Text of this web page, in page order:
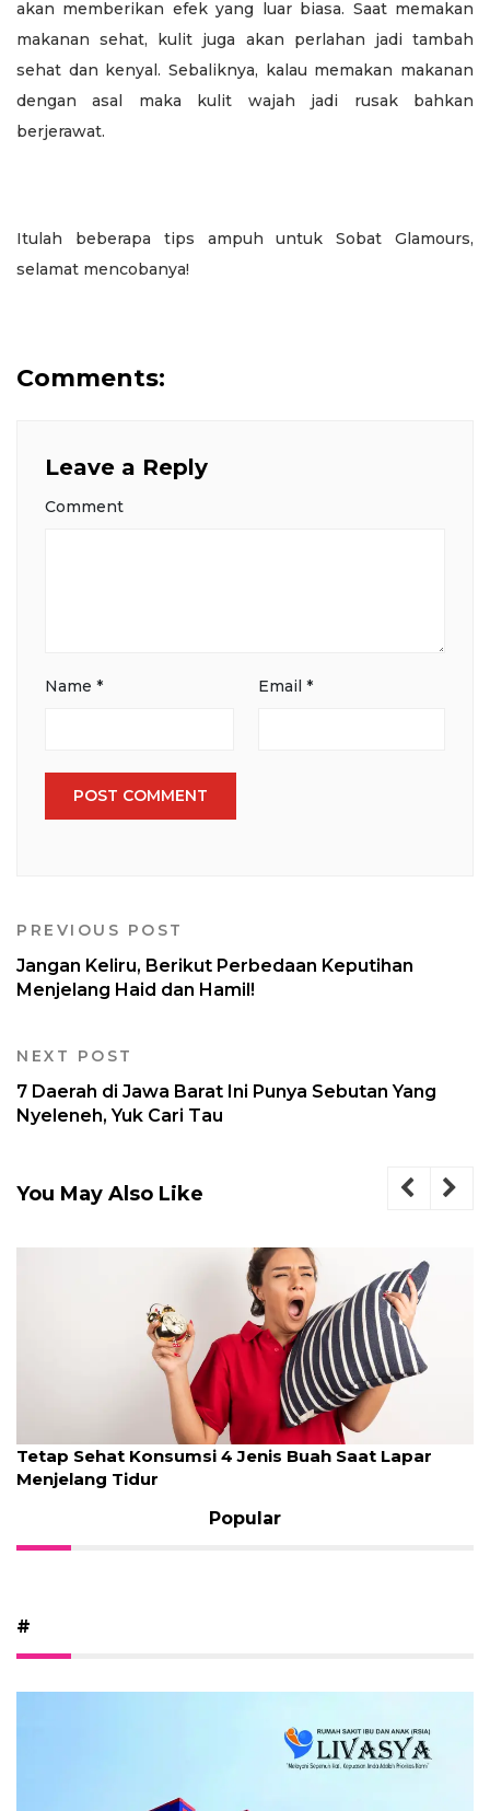
akan memberikan efek yang luar biasa. Saat memakan
makanan sehat, kulit juga akan perlahan jadi tambah
sehat dan kenyal. Sebaliknya, kalau memakan makanan
dengan asal maka kulit wajah jadi rusak bahkan
berjerawat.
Itulah beberapa tips ampuh untuk Sobat Glamours,
selamat mencobanya!
Comments:
Leave a Reply
Comment
Name * Email *
PREVIOUS POST
Jangan Keliru, Berikut Perbedaan Keputihan
Menjelang Haid dan Hamil!
NEXT POST
7 Daerah di Jawa Barat Ini Punya Sebutan Yang
Nyeleneh, Yuk Cari Tau
You May Also Like
Tetap Sehat Konsumsi 4 Jenis Buah Saat Lapar
Menjelang Tidur
Popular
#